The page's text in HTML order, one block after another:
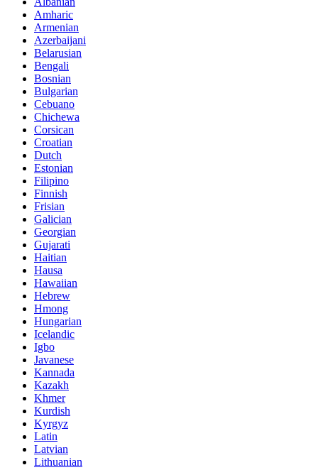
Amharic
Armenian
Azerbaijani
Belarusian
Bengali
Bosnian
Bulgarian
Cebuano
Chichewa
Corsican
Croatian
Dutch
Estonian
Filipino
Finnish
Frisian
Galician
Georgian
Gujarati
Haitian
Hausa
Hawaiian
Hebrew
Hmong
Hungarian
Icelandic
Igbo
Javanese
Kannada
Kazakh
Khmer
Kurdish
Kyrgyz
Latin
Latvian
Lithuanian